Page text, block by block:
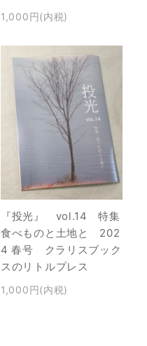
1,000円(内税)
『投光』 vol.14 特集
食べものと土地と 202
4 春号 クラリスブック
スのリトルプレス
1,000円(内税)